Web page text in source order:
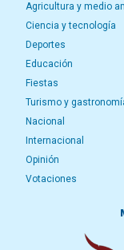
Agricultura y medio
Ciencia y tecnología
Deportes
Educación
Fiestas
Turismo y
Nacional
Internacional
Opinión
Votaciones